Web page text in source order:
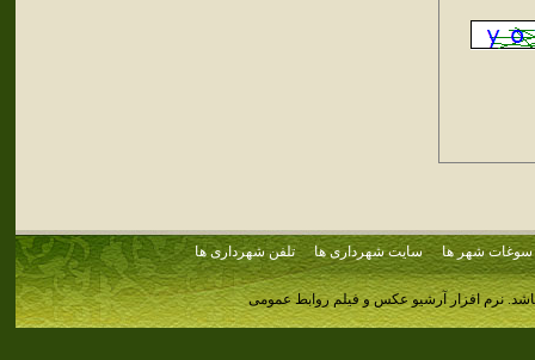
سوغات شهر ها سایت شهرداری ها تلفن شهرداری ها
نرم افزار آرشیو عکس و فیلم روابط عمومی